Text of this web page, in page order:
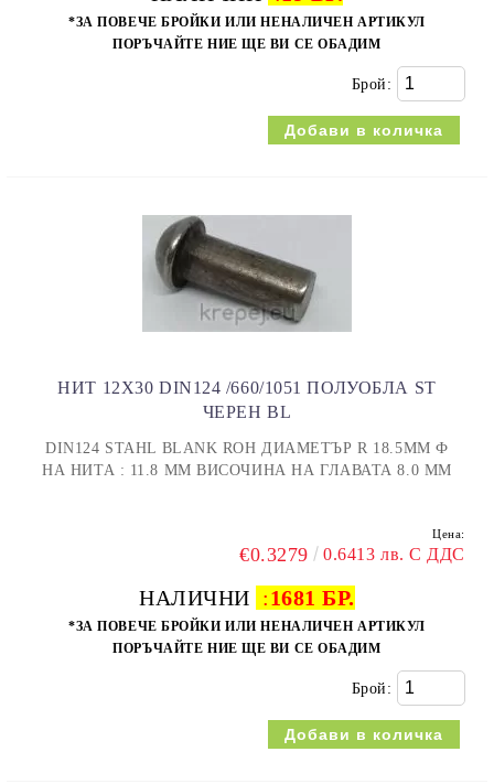
*ЗА ПОВЕЧЕ БРОЙКИ ИЛИ НЕНАЛИЧЕН АРТИКУЛ
ПОРЪЧАЙТЕ НИЕ ЩЕ ВИ СЕ ОБАДИМ
Брой:
НИТ 12Х30 DIN124 /660/1051 ПОЛУОБЛА ST
ЧЕРЕН BL
DIN124 STAHL BLANK ROH ДИАМЕТЪР R 18.5MM Ф
НА НИТА : 11.8 ММ ВИСОЧИНА НА ГЛАВАТА 8.0 ММ
Цена:
€0.3279 0.6413 лв. С ДДС
НАЛИЧНИ :1681 БР.
*ЗА ПОВЕЧЕ БРОЙКИ ИЛИ НЕНАЛИЧЕН АРТИКУЛ
ПОРЪЧАЙТЕ НИЕ ЩЕ ВИ СЕ ОБАДИМ
Брой: